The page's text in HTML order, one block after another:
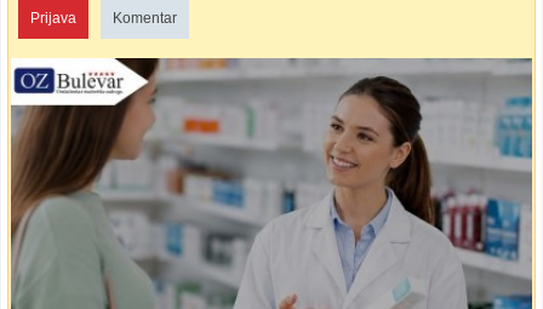
Prijava Komentar